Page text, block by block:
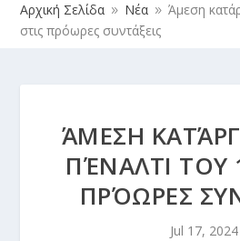
Αρχική Σελίδα 9 Νέα 9 Άμεση
στις πρόωρες συντάξεις
ΆΜΕΣΗ
ΠΈΝΑΛΤΙ ΤΟΥ
ΠΡΌΩΡΕΣ
Jul 17, 2024